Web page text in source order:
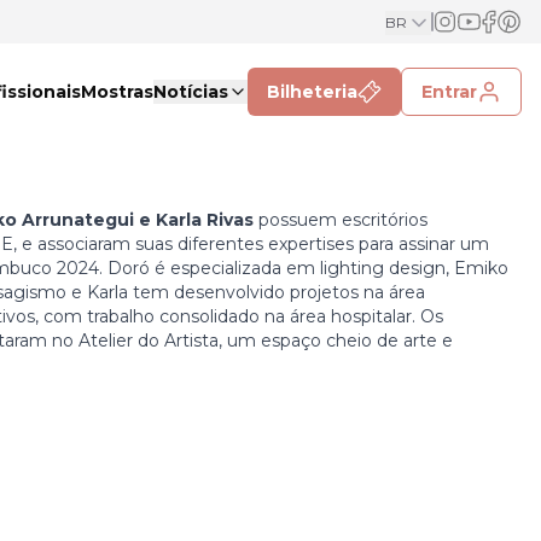
BR
MostrasNotícias Bilheteria Entrar
Arrunategui e Karla Rivas possuem escritórios
e associaram suas diferentes expertises para assinar um
2024. Doró é especializada em lighting design, Emiko
e Karla tem desenvolvido projetos na área
com trabalho consolidado na área hospitalar. Os
no Atelier do Artista, um espaço cheio de arte e